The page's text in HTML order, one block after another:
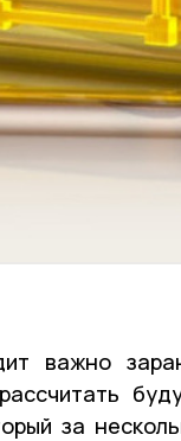
важно
за